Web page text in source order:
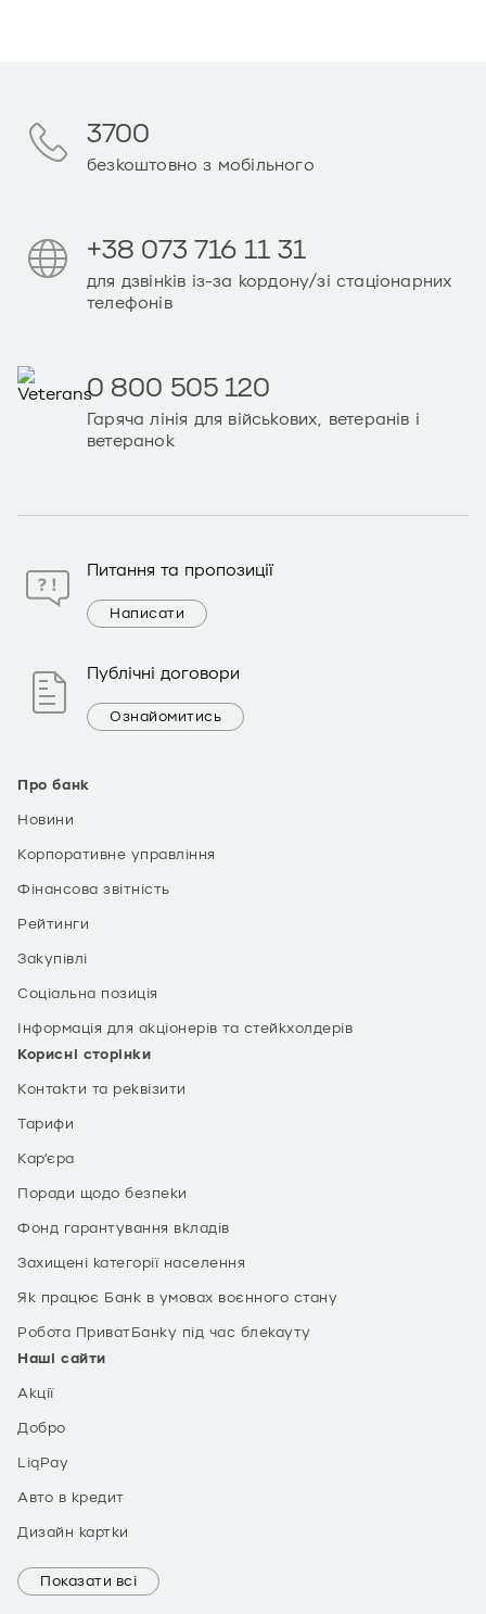
Про банк
Новини
Корпоративне управління
Фінансова звітність
Рейтинги
Закупівлі
Соціальна позиція
Інформація для акціонерів та стейкхолдерів
Корисні сторінки
Контакти та реквізити
Тарифи
Кар’єра
Поради щодо безпеки
Фонд гарантування вкладів
Захищені категорії населення
Як працює Банк в умовах воєнного стану
Робота ПриватБанку під час блекауту
Наші сайти
Акції
Добро
LiqPay
Авто в кредит
Дизайн картки
Показати всі
3700
безкоштовно з мобільного
+38 073 716 11 31
для дзвінків із-за кордону/зі стаціонарних
телефонів
0 800 505 120
Гаряча лінія для військових, ветеранів і
ветеранок
Питання та пропозиції
Написати
Публічні договори
Ознайомитись